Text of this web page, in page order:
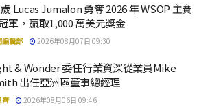
Lucas Jumalon 勇奪 2026 年 WSOP 主賽
軍，贏取1,000 萬美元獎金
編輯部 2026年08月07日 09:30
& Wonder 委任行業資深從業員Mike
出任亞洲區董事總經理
齊 2026年08月06日 09:46